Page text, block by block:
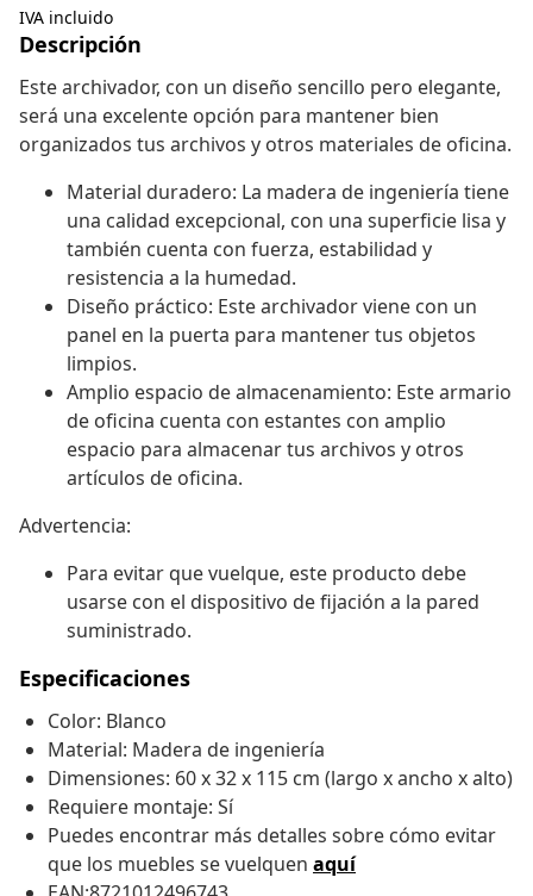
IVA incluido
Descripción
Este archivador, con un diseño sencillo pero elegante,
será una excelente opción para mantener bien
organizados tus archivos y otros materiales de oficina.
Material duradero: La madera de ingeniería tiene
una calidad excepcional, con una superficie lisa y
también cuenta con fuerza, estabilidad y
resistencia a la humedad.
Diseño práctico: Este archivador viene con un
panel en la puerta para mantener tus objetos
limpios.
Amplio espacio de almacenamiento: Este armario
de oficina cuenta con estantes con amplio
espacio para almacenar tus archivos y otros
artículos de oficina.
Advertencia:
Para evitar que vuelque, este producto debe
usarse con el dispositivo de fijación a la pared
suministrado.
Especificaciones
Color: Blanco
Material: Madera de ingeniería
Dimensiones: 60 x 32 x 115 cm (largo x ancho x alto)
Requiere montaje: Sí
Puedes encontrar más detalles sobre cómo evitar
que los muebles se vuelquen aquí